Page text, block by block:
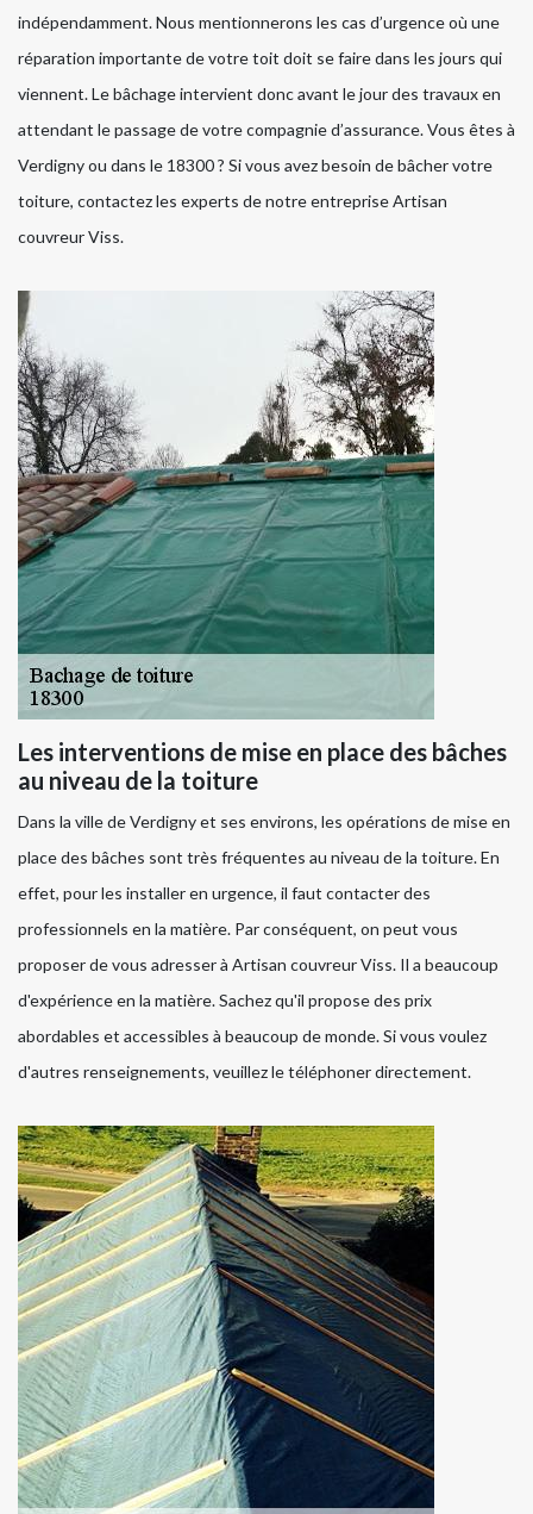
indépendamment. Nous mentionnerons les cas d’urgence où une
réparation importante de votre toit doit se faire dans les jours qui
viennent. Le bâchage intervient donc avant le jour des travaux en
attendant le passage de votre compagnie d’assurance. Vous êtes à
Verdigny ou dans le 18300 ? Si vous avez besoin de bâcher votre
toiture, contactez les experts de notre entreprise Artisan
couvreur Viss.
Les interventions de mise en place des bâches
au niveau de la toiture
Dans la ville de Verdigny et ses environs, les opérations de mise en
place des bâches sont très fréquentes au niveau de la toiture. En
effet, pour les installer en urgence, il faut contacter des
professionnels en la matière. Par conséquent, on peut vous
proposer de vous adresser à Artisan couvreur Viss. Il a beaucoup
d'expérience en la matière. Sachez qu'il propose des prix
abordables et accessibles à beaucoup de monde. Si vous voulez
d'autres renseignements, veuillez le téléphoner directement.